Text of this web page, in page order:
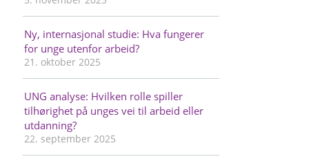
Ny, internasjonal studie: Hva fungerer
for unge utenfor arbeid?
21. oktober 2025
UNG analyse: Hvilken rolle spiller
tilhørighet på unges vei til arbeid eller
utdanning?
22. september 2025